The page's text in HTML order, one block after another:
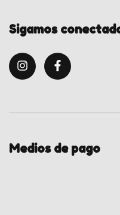
Sigamos
Medios de pago